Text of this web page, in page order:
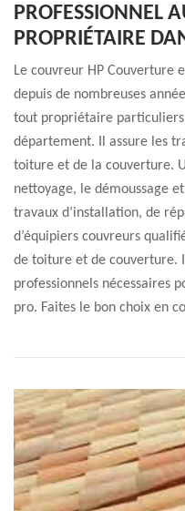
PROFESSIONNEL
PROPRIÉTAIRE
Le couvreur HP Couverture
depuis de nombreuses
tout propriétaire
département. Il assure les
toiture et de la couverture.
nettoyage, le démoussage
travaux d’installation, de
d’équipiers couvreurs
de toiture et de couverture.
professionnels nécessaires
pro. Faites le bon choix en